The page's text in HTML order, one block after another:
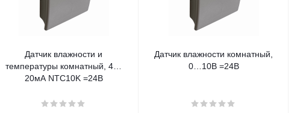
Датчик влажности и
температуры комнатный, 4…
20мА NTC10K =24В
Датчик влажности комнатный,
0…10В =24В